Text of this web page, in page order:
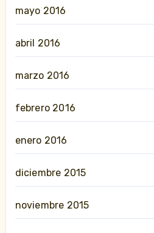
mayo 2016
abril 2016
marzo 2016
febrero 2016
enero 2016
diciembre 2015
noviembre 2015